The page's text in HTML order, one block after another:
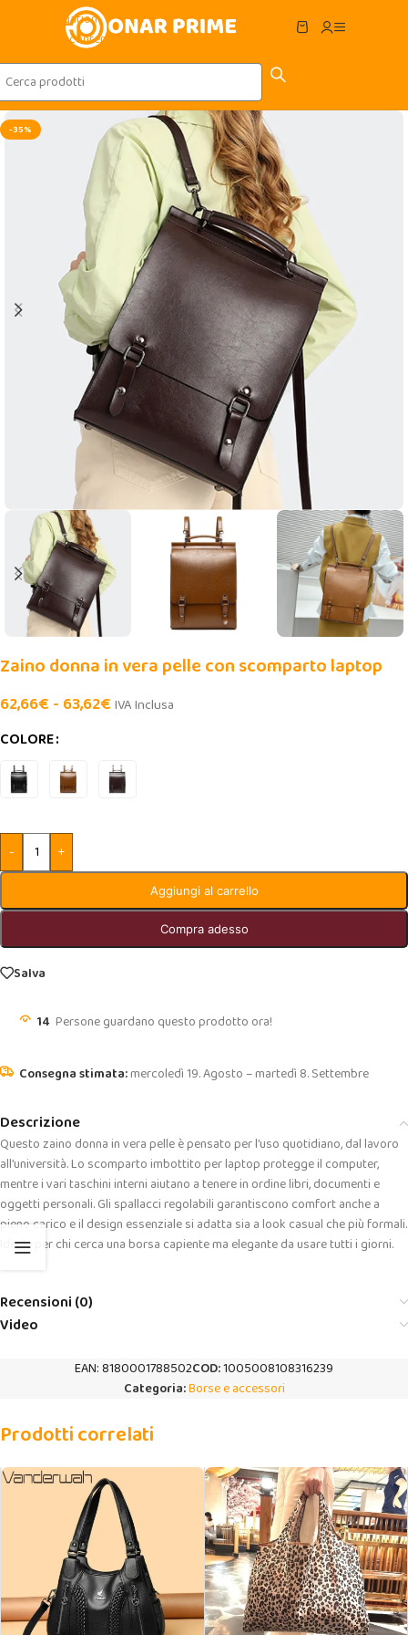
Skip to navigation
Skip to main content
-35%
Zaino donna in vera pelle con scomparto laptop
62,66€ - 63,62€ IVA Inclusa
COLORE
- +
Aggiungi al carrello
Compra adesso
Salva
14 Persone guardano questo prodotto ora!
mercoledì 19. Agosto – martedì 8. Settembre
Descrizione
Questo zaino donna in vera pelle è pensato per l’uso quotidiano, dal lavoro
all’università. Lo scomparto imbottito per laptop protegge il computer,
mentre i vari taschini interni aiutano a tenere in ordine libri, documenti e
oggetti personali. Gli spallacci regolabili garantiscono comfort anche a
pieno carico e il design essenziale si adatta sia a look casual che più formali.
Ideale per chi cerca una borsa capiente ma elegante da usare tutti i giorni.
Recensioni (0)
Video
EAN:8180001788502COD:1005008108316239
Categoria:Borse e accessori
Prodotti correlati